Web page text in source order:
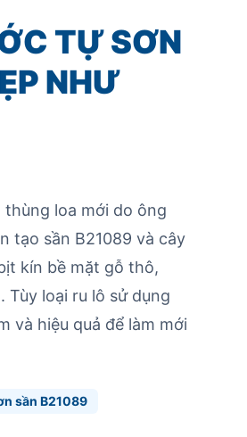
TỰ SƠN
NHƯ
loa mới do ông
tạo sần B21089 và cây
kín bề mặt gỗ thô,
loại ru lô sử dụng
và hiệu quả để làm mới
sần B21089